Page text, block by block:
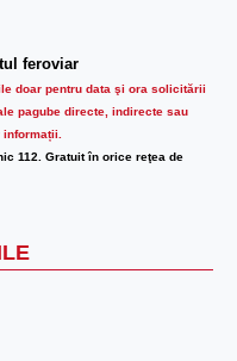
feroviar
doar pentru data şi ora solicitării
pagube directe, indirecte sau
112. Gratuit în orice reţea de